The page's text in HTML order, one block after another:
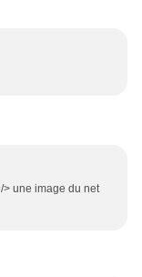
> une image du net